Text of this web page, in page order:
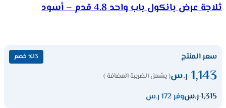
ثلاجة عرض بانكول باب واحد 4.8 قدم – أسود
سعر المنتج ٪13 خصم
1,143 ر.س( يشمل الضريبة المضافة )
1,315ر.سوفر 172 ر.س